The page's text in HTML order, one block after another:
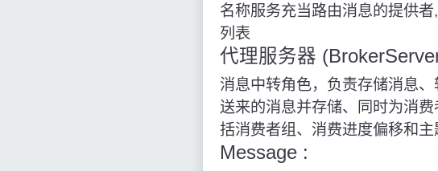
名称服务充当路由消息的提供者,
列表
代理服务器
消息中转角色，负责存储消息
送来的消息并存储、同时为消
括消费者组、消费进度偏移和主
Message :